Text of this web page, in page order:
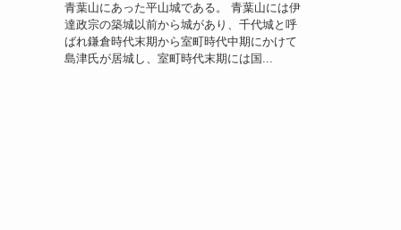
青葉山にあった平山城である。 青葉山には伊
達政宗の築城以前から城があり、千代城と呼
ばれ鎌倉時代末期から室町時代中期にかけて
島津氏が居城し、室町時代末期には国...